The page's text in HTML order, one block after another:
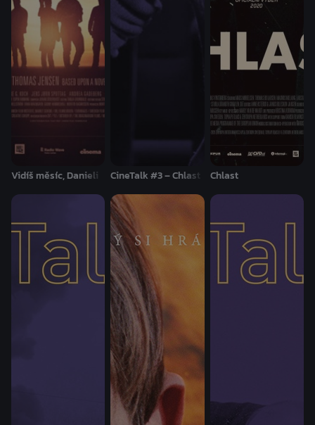
Vidíš měsíc, Danieli CineTalk #3 – Chlast Chlast